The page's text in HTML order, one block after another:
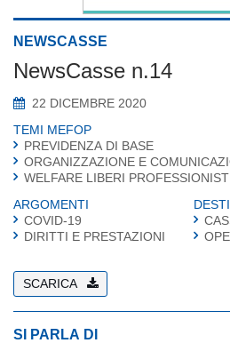
NEWSCASSE
NewsCasse n.14
22 DICEMBRE 2020
TEMI MEFOP
PREVIDENZA DI BASE
ORGANIZZAZIONE E
WELFARE LIBERI
ARGOMENTI
COVID-19
DIRITTI E PRESTAZIONI
SCARICA
SI PARLA DI